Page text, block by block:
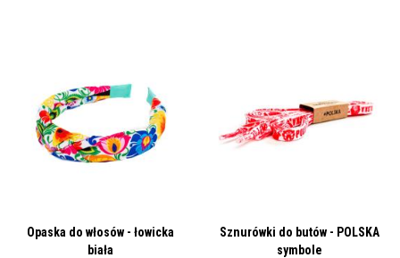
Opaska do włosów - łowicka
biała
Sznurówki do butów - POLSKA
symbole